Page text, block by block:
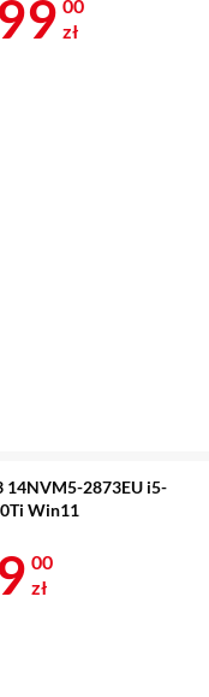
19 099
00
zł
14NVM5-2873EU i5-
Win11
6 299 zł
00
zł